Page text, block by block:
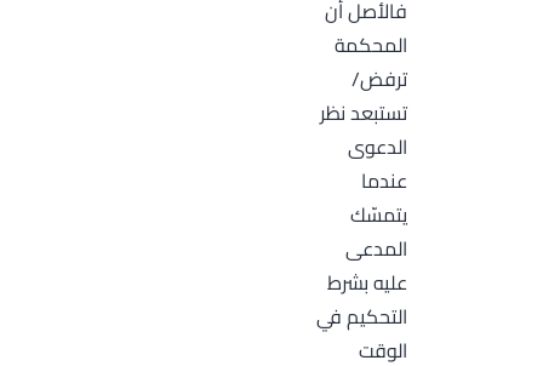
فالأصل أن
المحكمة
ترفض/
تستبعد نظر
الدعوى
عندما
يتمسّك
المدعى
عليه بشرط
التحكيم في
الوقت